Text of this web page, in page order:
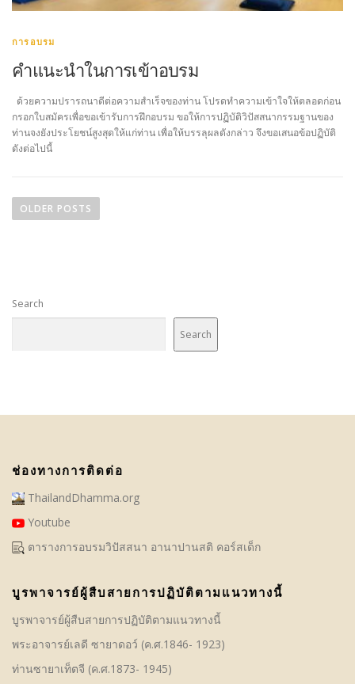
การอบรม
คําแนะนำในการเข้าอบรม
ด้วยความปรารถนาดีต่อความสำเร็จของท่าน โปรดทำความเข้าใจให้ตลอดก่อน
กรอกใบสมัครเพื่อขอเข้ารับการฝึกอบรม ขอให้การปฏิบัติวิปัสสนากรรมฐานของ
ท่านจงยังประโยชน์สูงสุดให้แก่ท่าน เพื่อให้บรรลุผลดังกล่าว จึงขอเสนอข้อปฏิบัติ
ดังต่อไปนี้
o
a
t
n
OLDER POSTS
Search
Search
ช่องทางการติดต่อ
ThailandDhamma.org
Youtube
ตารางการอบรมวิปัสสนา อานาปานสติ คอร์สเด็ก
บูรพาจารย์ผู้สืบสายการปฏิบัติตามแนวทางนี้
บูรพาจารย์ผู้สืบสายการปฏิบัติตามแนวทางนี้
พระอาจารย์เลดี ซายาดอว์ (ค.ศ.1846- 1923)
ท่านซายาเท็ตจี (ค.ศ.1873- 1945)